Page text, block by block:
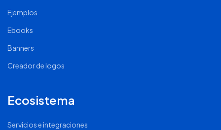
Ejemplos
Ebooks
Banners
Creador de logos
Ecosistema
Servicios e integraciones